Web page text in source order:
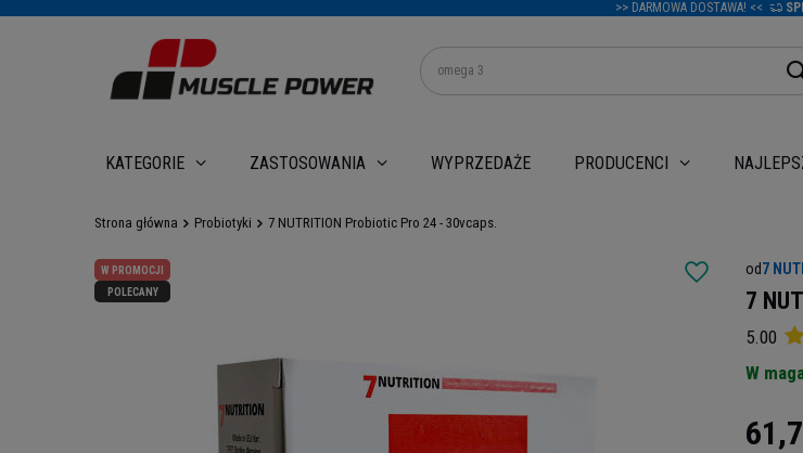
>> DARMOWA DOSTAWA! <<
KATEGORIE ZASTOSOWANIA WYPRZEDAŻE PRODUCENCI
Strona główna Probiotyki 7 NUTRITION Probiotic Pro 24 - 30vcaps.
W PROMOCJI
POLECANY
od7
7
5.00
W